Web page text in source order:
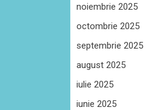
noiembrie 2025
octombrie 2025
septembrie 2025
august 2025
iulie 2025
iunie 2025